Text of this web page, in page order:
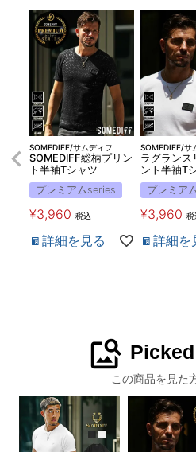
SOMEDIFF/サムディフ
SOMEDIFF総柄プリン
ト半袖Tシャツ
プレミアムseries
¥3,960 税込
詳細を見る
SOMEDIFF/サ
ラグランス
ント半袖T
プレミア
¥3,960 税
詳細を
image_search
この商品を見た